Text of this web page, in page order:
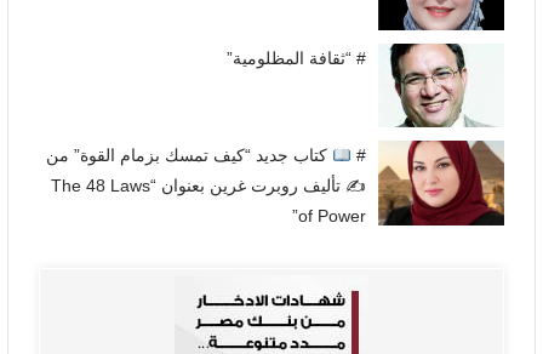
# “ثقافة المظلومية”
#
كتاب جديد “كيف تمسك بزمام القوة” من
✍
تأليف روبرت غرين بعنوان “The 48 Laws
of Power”